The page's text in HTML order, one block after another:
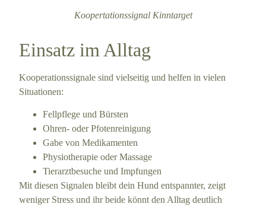
Koopertationssignal Kinntarget
Einsatz im Alltag
Kooperationssignale sind vielseitig und helfen in vielen
Situationen:
Fellpflege und Bürsten
Ohren- oder Pfotenreinigung
Gabe von Medikamenten
Physiotherapie oder Massage
Tierarztbesuche und Impfungen
Mit diesen Signalen bleibt dein Hund entspannter, zeigt
weniger Stress und ihr beide könnt den Alltag deutlich